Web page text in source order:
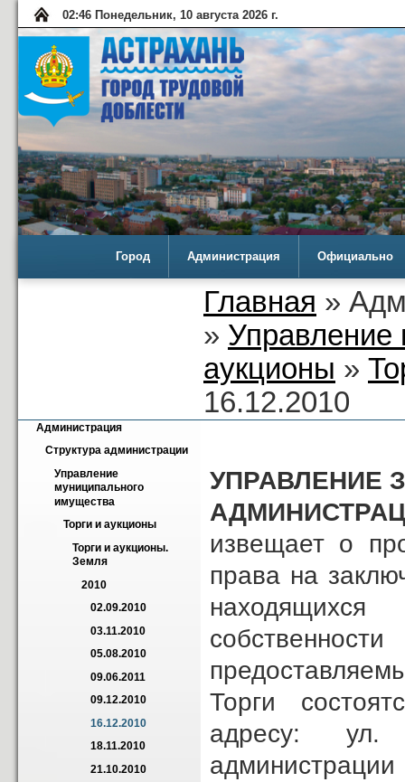
02:46 Понедельник, 10 августа 2026 г.
Город Администрация Официально
Главная »
» Управление
аукционы »
16.12.2010
Администрация
Структура администрации
Управление
муниципального
имущества
Торги и аукционы
Торги и аукционы.
Земля
2010
02.09.2010
03.11.2010
05.08.2010
09.06.2011
09.12.2010
16.12.2010
18.11.2010
21.10.2010
УПРАВЛЕНИЕ
извещает о
права на
находящихся
Торги
адресу: ул.